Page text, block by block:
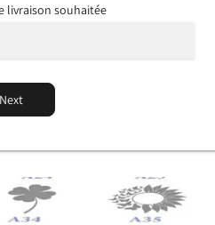
livraison souhaitée
Next